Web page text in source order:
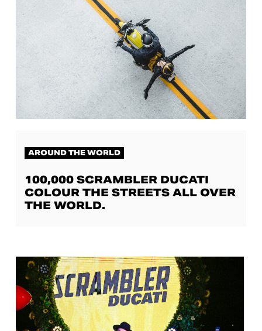
AROUND THE WORLD
100,000 SCRAMBLER DUCATI
COLOUR THE STREETS ALL OVER
THE WORLD.